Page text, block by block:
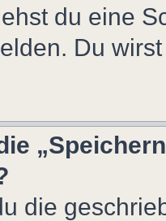
du eine
Du
die